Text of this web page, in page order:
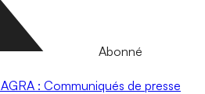
Abonné
AGRA : Communiqués de presse